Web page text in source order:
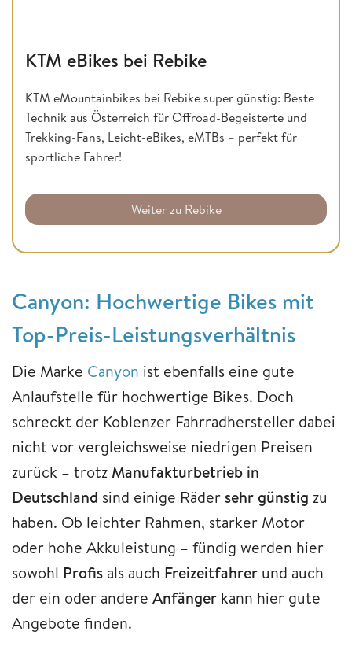
KTM eBikes bei Rebike
KTM eMountainbikes bei Rebike super günstig: Beste
Technik aus Österreich für Offroad-Begeisterte und
Trekking-Fans, Leicht-eBikes, eMTBs – perfekt für
sportliche Fahrer!
Weiter zu Rebike
Canyon: Hochwertige Bikes mit
Top-Preis-Leistungsverhältnis
Die Marke Canyon ist ebenfalls eine gute
Anlaufstelle für hochwertige Bikes. Doch
schreckt der Koblenzer Fahrradhersteller dabei
nicht vor vergleichsweise niedrigen Preisen
zurück – trotz Manufakturbetrieb in
Deutschland sind einige Räder sehr günstig zu
haben. Ob leichter Rahmen, starker Motor
oder hohe Akkuleistung – fündig werden hier
sowohl Profis als auch Freizeitfahrer und auch
der ein oder andere Anfänger kann hier gute
Angebote finden.